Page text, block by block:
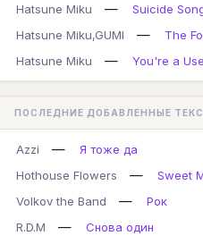
Hatsune Miku
—
Suicide
Hatsune Miku,GUMI
—
The
Hatsune Miku
— You're a
ПОСЛЕДНИЕ ДОБАВЛЕННЫЕ
Azzi —
Я тоже да
Hothouse Flowers
—
Sweet
Volkov the Band
—
Рок
R.D.M
—
Снова один